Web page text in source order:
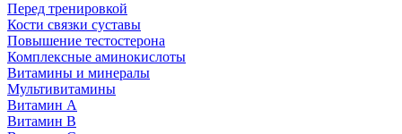
Перед тренировкой
Кости связки суставы
Повышение тестостерона
Комплексные аминокислоты
Витамины и минералы
Мультивитамины
Витамин A
Витамин B